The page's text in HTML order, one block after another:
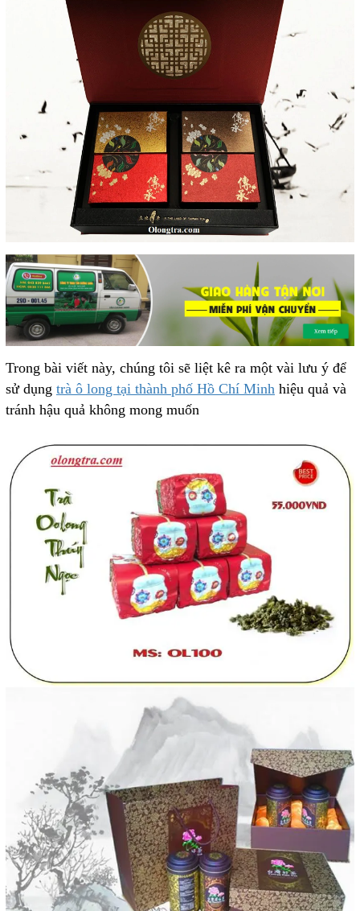
Trong bài viết này, chúng tôi sẽ liệt kê ra một vài lưu ý để
sử dụng trà ô long tại thành phố Hồ Chí Minh hiệu quả và
tránh hậu quả không mong muốn